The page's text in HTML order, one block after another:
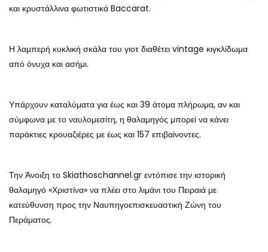
και κρυστάλλινα φωτιστικά Baccarat.
Η λαμπερή κυκλική σκάλα του γιοτ διαθέτει vintage κιγκλίδωμα
από όνυχα και ασήμι.
Υπάρχουν καταλύματα για έως και 39 άτομα πλήρωμα, αν και
σύμφωνα με το ναυλομεσίτη, η θαλαμηγός μπορεί να κάνει
παράκτιες κρουαζιέρες με έως και 157 επιβαίνοντες.
Την Άνοιξη το Skiathoschannel.gr εντόπισε την ιστορική
θαλαμηγό «Χριστίνα» να πλέει στο λιμάνι του Πειραιά με
κατεύθυνση προς την Ναυπηγοεπισκευαστική Ζώνη του
Περάματος.